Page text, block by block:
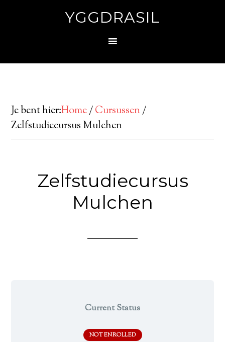
YGGDRASIL
Je bent hier:Home/Cursussen/
Zelfstudiecursus Mulchen
Zelfstudiecursus
Mulchen
Current Status
NOT ENROLLED